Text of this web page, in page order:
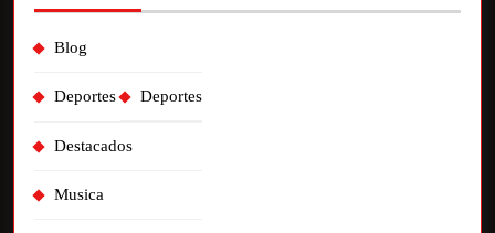
Blog
Deportes Deportes
Destacados
Musica